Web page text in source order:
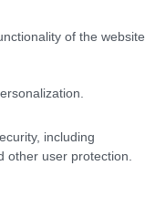
of the website
including
other user protection.